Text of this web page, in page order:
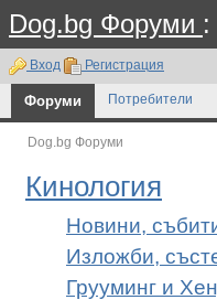
Dog.bg Форуми
Вход Регистрация
Форуми Потребители
Dog.bg Форуми
Кинология
Новини,
Изложби,
Грууминг и